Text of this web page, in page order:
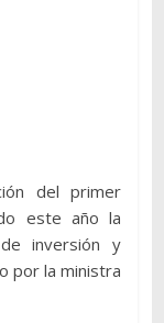
del primer
este año la
inversión y
por la ministra